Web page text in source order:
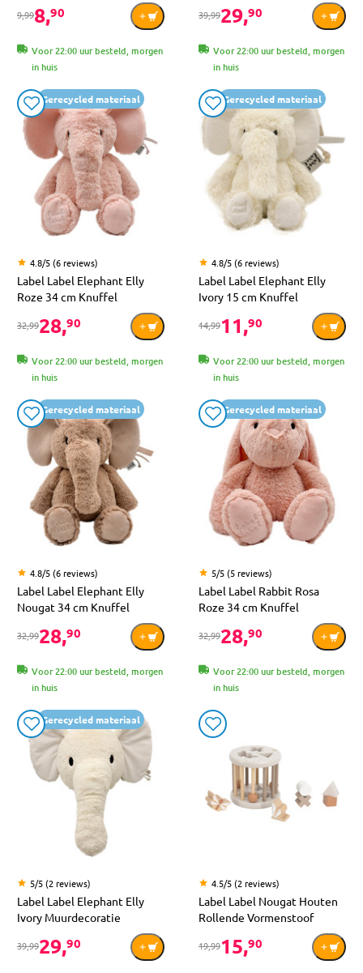
9,998,90
Voor 22:00 uur besteld, morgen
in huis
39,9929,90
Voor 22:00 uur besteld, morgen
in huis
Gerecycled materiaal
4.8/5 (6 reviews)
Label Label Elephant Elly
Roze 34 cm Knuffel
32,9928,90
Voor 22:00 uur besteld, morgen
in huis
Gerecycled materiaal
4.8/5 (6 reviews)
Label Label Elephant Elly
Ivory 15 cm Knuffel
14,9911,90
Voor 22:00 uur besteld, morgen
in huis
Gerecycled materiaal
4.8/5 (6 reviews)
Label Label Elephant Elly
Nougat 34 cm Knuffel
32,9928,90
Voor 22:00 uur besteld, morgen
in huis
Gerecycled materiaal
5/5 (5 reviews)
Label Label Rabbit Rosa
Roze 34 cm Knuffel
32,9928,90
Voor 22:00 uur besteld, morgen
in huis
Gerecycled materiaal
5/5 (2 reviews)
Label Label Elephant Elly
Ivory Muurdecoratie
39,9929,90
4.5/5 (2 reviews)
Label Label Nougat Houten
Rollende Vormenstoof
19,9915,90